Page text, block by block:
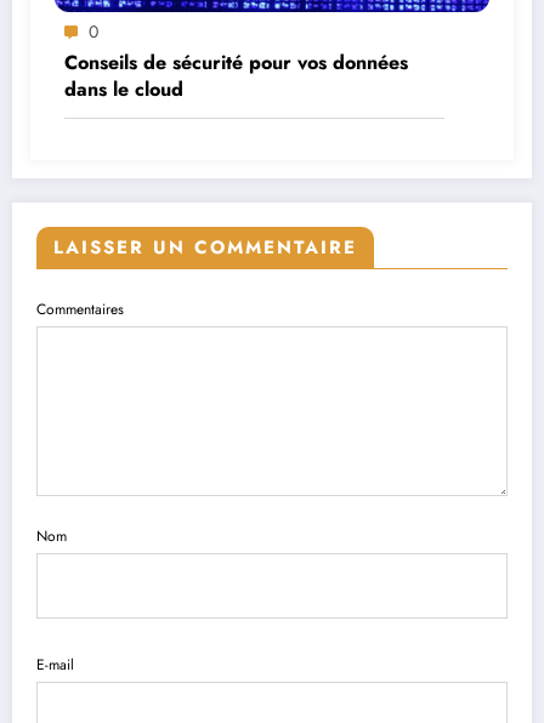
0
Conseils de sécurité pour vos données
dans le cloud
LAISSER UN COMMENTAIRE
Commentaires
Nom
E-mail